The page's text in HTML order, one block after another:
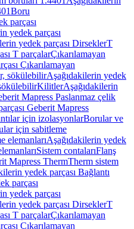
Boru
parçası
yedek parçası
yedek parçası DirseklerT
T parçalarÇıkarılamayan
Çıkarılamayan
sökülebilirAşağıdakilerin yedek
KilitlerAşağıdakilerin
Mapress Paslanmaz çelik
Geberit Mapress
için izolasyonlarBorular ve
için sabitleme
elemanlarıAşağıdakilerin yedek
Sistem contalarıFlanş
Mapress ThermTherm sistem
yedek parçası Bağlantı
parçası
yedek parçası
yedek parçası DirseklerT
T parçalarÇıkarılamayan
Çıkarılamayan